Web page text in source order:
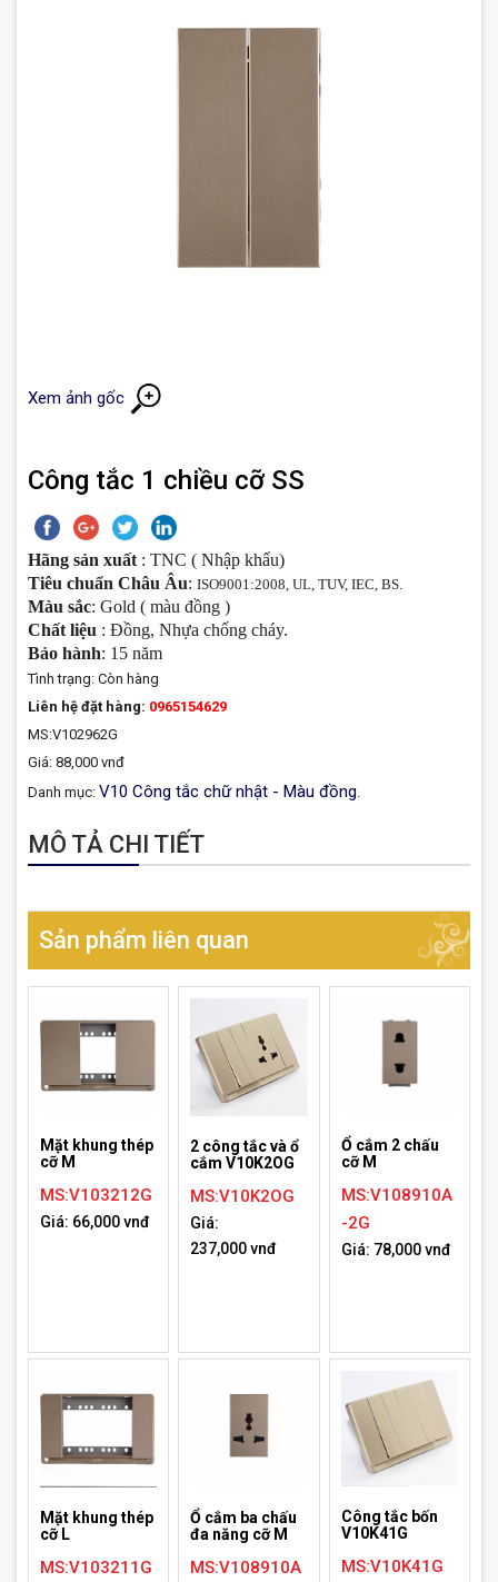
Xem ảnh gốc
Công tắc 1 chiều cỡ SS
Hãng sản xuất : TNC ( Nhập khẩu)
Tiêu chuẩn Châu Âu: ISO9001:2008, UL, TUV, IEC, BS.
Màu sắc: Gold ( màu đồng )
Chất liệu : Đồng, Nhựa chống cháy.
Bảo hành: 15 năm
Tình trạng: Còn hàng
Liên hệ đặt hàng: 0965154629
MS:V102962G
Giá: 88,000 vnđ
Danh mục: V10 Công tắc chữ nhật - Màu đồng
MÔ TẢ CHI TIẾT
Sản phẩm liên quan
Mặt khung thép
cỡ M
MS:V103212G
Giá: 66,000 vnđ
2 công tắc và ổ
cắm V10K2OG
MS:V10K2OG
Giá:
237,000 vnđ
Ổ cắm 2 chấu
cỡ M
MS:V108910A
-2G
Giá: 78,000 vnđ
Mặt khung thép
cỡ L
MS:V103211G
Ổ cắm ba chấu
đa năng cỡ M
MS:V108910A
Công tắc bốn
V10K41G
MS:V10K41G